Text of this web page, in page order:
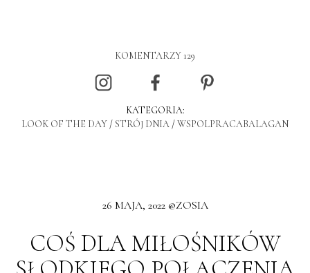
KOMENTARZY 129
KATEGORIA:
LOOK OF THE DAY /STRÓJ DNIA /WSPOLPRACABALAGAN
26 MAJA, 2022 @ZOSIA
COŚ DLA MIŁOŚNIKÓW